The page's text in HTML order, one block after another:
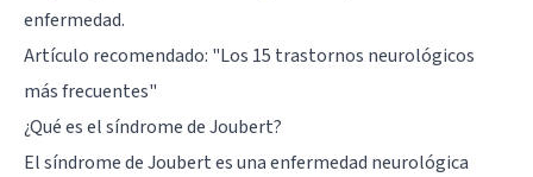
enfermedad.
Artículo recomendado: "Los 15 trastornos neurológicos
más frecuentes"
¿Qué es el síndrome de Joubert?
El síndrome de Joubert es una enfermedad neurológica